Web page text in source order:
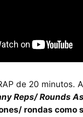
de 20 minutos.
Reps/ Rounds
rondas como